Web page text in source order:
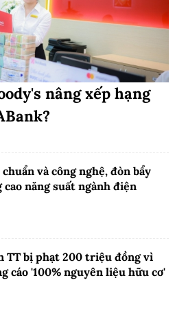
nâng xếp hạng
và công nghệ, đòn bẩy
cao năng suất ngành điện
TT bị phạt 200 triệu đồng vì
cáo '100% nguyên liệu hữu cơ'